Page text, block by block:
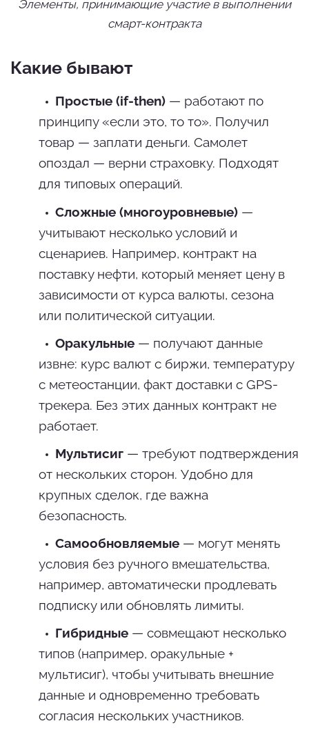
Элементы, принимающие участие в выполнении
смарт-контракта
Какие бывают
Простые (if-then)— работают по
принципу «если это, то то». Получил
товар — заплати деньги. Самолет
опоздал — верни страховку. Подходят
для типовых операций.
Сложные (многоуровневые)—
учитывают несколько условий и
сценариев. Например, контракт на
поставку нефти, который меняет цену в
зависимости от курса валюты, сезона
или политической ситуации.
Оракульные— получают данные
извне: курс валют с биржи, температуру
с метеостанции, факт доставки с GPS-
трекера. Без этих данных контракт не
работает.
Мультисиг— требуют подтверждения
от нескольких сторон. Удобно для
крупных сделок, где важна
безопасность.
Самообновляемые— могут менять
условия без ручного вмешательства,
например, автоматически продлевать
подписку или обновлять лимиты.
Гибридные— совмещают несколько
типов (например, оракульные +
мультисиг), чтобы учитывать внешние
данные и одновременно требовать
согласия нескольких участников.